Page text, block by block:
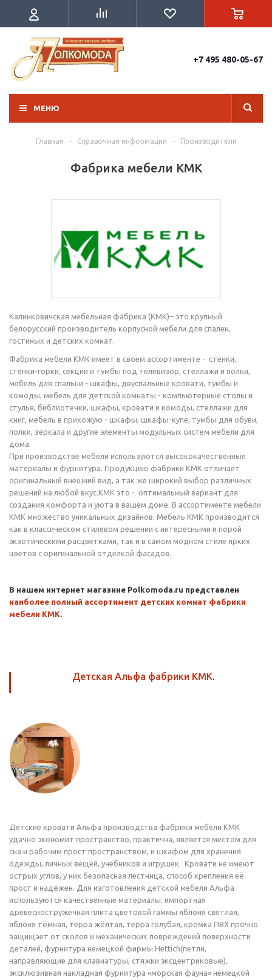
+7 495 480-05-67
МЕНЮ
Главная - Справочная информация - Производители
Фабрика мебели КМК
Калинковичская мебельная фабрика (КМК)– это крупный
белорусский производитель корпусной мебели для спален,
гостиных и детских комнат.
Фабрика мебели КМК имеет в своем ассортименте - стенки,
стенки-горки, секции и тумбы под телевизор, стеллажи и полки,
мебель для спальни - шкафы, двуспальные кровати, тумбы и
комоды, мебель для детской комнаты - компьютерные столы и
стулья, библиотечки, шкафы, кровати и комоды, стеллажи для
книг, мебель в прихожую - шкафы, шкафы-купе, тумбы для обуви,
полки, зеркала и другие элементы модульных систем мебели для
дома.
При производстве мебели используются высококачественные
материалы и фурнитура. Продукцию фабрики КМК отличает
оригинальный внешний вид, а так же широкий выбор различных
решений на любой вкус.КМК это - оптимальный вариант для
создания комфорта и уюта в вашем доме. В ассортименте мебели
КМК множество уникальных дизайнов. Мебель КМК производится
как в классическом стилевом решении с интересными и порой
экзотическими расцветками, так и в самом модном стиле ярких
цветов с оригинальной отделкой фасадов.
В нашем интернет магазине Polkomoda.ru представлен
наиболее полный ассортимент детских комнат фабрики
мебели КМК.
Детская Альфа фабрики КМК.
Детские кровати Альфа производства фабрики мебели КМК
удачно экономит пространство, практична, является местом для
сна и рабочим прост пространством, и шкафом для хранения
одежды, личных вещей, учебников и игрушек. Кровати не имеют
острых углов, у них безопасная лестница, способ крепления её
прост и надёжен. Для изготовления детской мебели Альфа
используются качественные материалы: импортная
древесностружечная плита цветовой гаммы яблоня светлая,
яблоня тёмная, терра жёлтая, терра голубая, кромка ПВХ прочно
защищает от сколов и механических повреждений поверхности
деталей, фурнитура немецкой фирмы Hettich(петли,
направляющие для клавиатуры, стяжки эксцентриковые),
эксклюзивная накладная фурнитура «морская фауна» немецкой